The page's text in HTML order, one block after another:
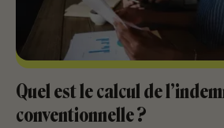
Quel est le calcul de
conventionnelle ?